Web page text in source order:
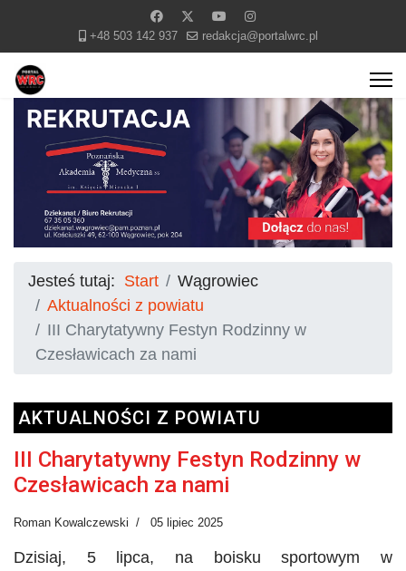
+48 503 142 937 redakcja@portalwrc.pl
Jesteś tutaj: Start
Wągrowiec
Aktualności z powiatu
III Charytatywny Festyn Rodzinny w
Czesławicach za nami
AKTUALNOŚCI Z POWIATU
III Charytatywny Festyn Rodzinny w
Czesławicach za nami
Roman Kowalczewski 05 lipiec 2025
Dzisiaj, 5 lipca, na boisku sportowym w